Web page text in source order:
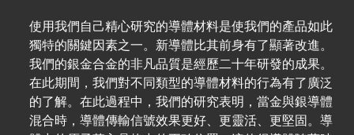
使用我們自己精心研究的導體材料是使我們的產品如此
獨特的關鍵因素之一。新導體比其前身有了顯著改進。
我們的銀金合金的非凡品質是經歷二十年研發的成果。
在此期間，我們對不同類型的導體材料的行為有了廣泛
的了解。在此過程中，我們的研究表明，當金與銀導體
混合時，導體傳輸信號效果更好、更靈活、更堅固。導